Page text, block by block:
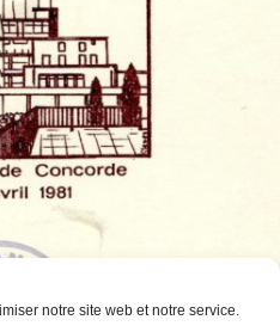
notre site web et notre service.